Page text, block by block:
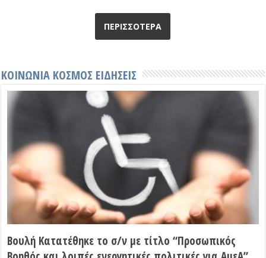
ΠΕΡΙΣΣΟΤΕΡΑ
ΚΟΙΝΩΝΙΑ ΚΟΣΜΟΣ ΕΙΔΗΣΕΙΣ
Βουλή Κατατέθηκε το σ/ν με τίτλο “Προσωπικός